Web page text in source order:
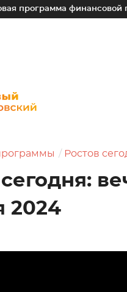
финансовой
Ростов
сегодня:
2024